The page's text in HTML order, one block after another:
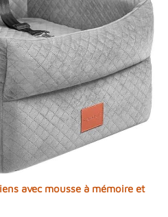
avec mousse à mémoire et